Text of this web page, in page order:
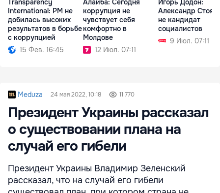
Transparency
International: РМ не
добилась высоких
результатов в борьбе
с коррупцией
15 Фев. 16:45
Алайба: Сегодня
коррупция не
чувствует себя
комфортно в
Молдове
12 Июл. 07:11
Игорь Додон:
Александр
не кандидат
социалистов
9 Июл. 07:11
Meduza 24 мая 2022, 10:18 11 770
Президент Украины рассказал
о существовании плана на
случай его гибели
Президент Украины Владимир Зеленский
рассказал, что на случай его гибели